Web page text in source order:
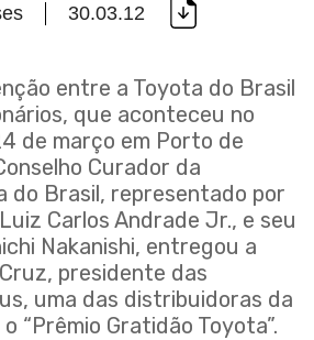
30.03.12
entre a Toyota do Brasil
que aconteceu no
de março em Porto de
Curador da
do Brasil, representado por
Carlos Andrade Jr., e seu
Nakanishi, entregou a
presidente das
uma das distribuidoras da
“Prêmio Gratidão Toyota”.